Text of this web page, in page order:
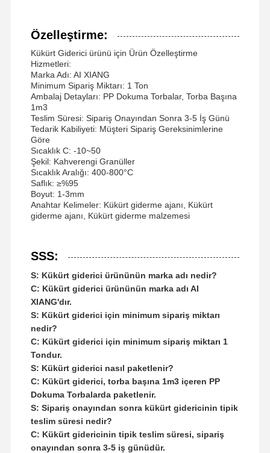
Özelleştirme:
Kükürt Giderici ürünü için Ürün Özelleştirme
Hizmetleri:
Marka Adı: AI XIANG
Minimum Sipariş Miktarı: 1 Ton
Ambalaj Detayları: PP Dokuma Torbalar, Torba Başına
1m3
Teslim Süresi: Sipariş Onayından Sonra 3-5 İş Günü
Tedarik Kabiliyeti: Müşteri Sipariş Gereksinimlerine
Göre
Sıcaklık C: -10~50
Şekil: Kahverengi Granüller
Sıcaklık Aralığı: 400-800°C
Saflık: ≥%95
Boyut: 1-3mm
Anahtar Kelimeler: Kükürt giderme ajanı, Kükürt
giderme ajanı, Kükürt giderme malzemesi
SSS:
S: Kükürt giderici ürününün marka adı nedir?
C: Kükürt giderici ürününün marka adı AI
XIANG'dır.
S: Kükürt giderici için minimum sipariş miktarı
nedir?
C: Kükürt giderici için minimum sipariş miktarı 1
Tondur.
S: Kükürt giderici nasıl paketlenir?
C: Kükürt giderici, torba başına 1m3 içeren PP
Dokuma Torbalarda paketlenir.
S: Sipariş onayından sonra kükürt gidericinin tipik
teslim süresi nedir?
C: Kükürt gidericinin tipik teslim süresi, sipariş
onayından sonra 3-5 iş günüdür.